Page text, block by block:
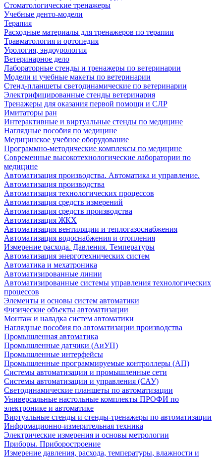
Стоматологические тренажеры
Учебные денто-модели
Терапия
Расходные материалы для тренажеров по терапии
Травматология и ортопедия
Урология, эндоурология
Ветеринарное дело
Лабораторные стенды и тренажеры по ветеринарии
Модели и учебные макеты по ветеринарии
Стенд-планшеты светодинамические по ветеринарии
Электрифицированные стенды ветеринария
Тренажеры для оказания первой помощи и СЛР
Имитаторы ран
Интерактивные и виртуальные стенды по медицине
Наглядные пособия по медицине
Медицинское учебное оборудование
Программно-методические комплексы по медицине
Современные высокотехнологические лаборатории по
медицине
Автоматизация производства. Автоматика и управление.
Автоматизация производства
Автоматизация технологических процессов
Автоматизация средств измерений
Автоматизация средств производства
Автоматизация ЖКХ
Автоматизация вентиляции и теплогазоснабжения
Автоматизация водоснабжения и отопления
Измерение расхода. Давления. Температуры
Автоматизация энерготехнических систем
Автоматика и мехатроника
Автоматизированные линии
Автоматизированные системы управления технологических
процессов
Элементы и основы систем автоматики
Физические объекты автоматизации
Монтаж и наладка систем автоматики
Наглядные пособия по автоматизации производства
Промышленная автоматика
Промышленные датчики (АиУП)
Промышленные интерфейсы
Промышленные программируемые контроллеры (АП)
Системы автоматизации и промышленные сети
Системы автоматизации и управления (САУ)
Светодинамические планшеты по автоматизации
Универсальные настольные комплекты ПРОФИ по
электронике и автоматике
Виртуальные стенды и стенды-тренажеры по автоматизации
Информационно-измерительная техника
Электрические измерения и основы метрологии
Приборы. Приборостроение
Измерение давления, расхода, температуры, влажности и